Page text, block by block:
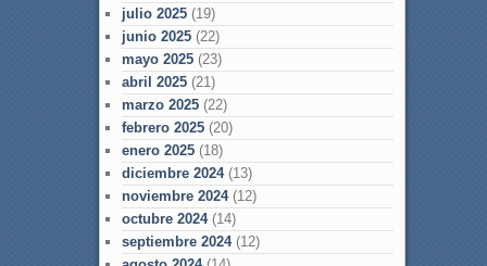
julio 2025(19)
junio 2025(22)
mayo 2025(23)
abril 2025(21)
marzo 2025(22)
febrero 2025(20)
enero 2025(18)
diciembre 2024(13)
noviembre 2024(12)
octubre 2024(14)
septiembre 2024(12)